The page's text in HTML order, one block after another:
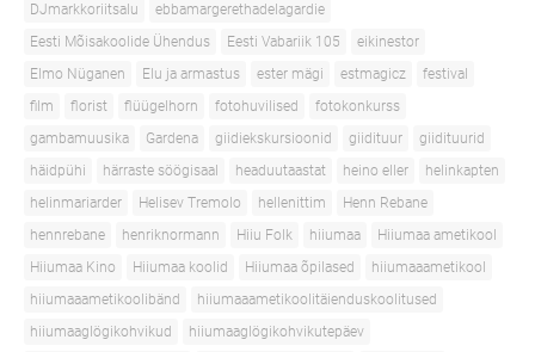
DJmarkkoriitsalu
ebbamargerethadelagardie
Eesti Mõisakoolide Ühendus
Eesti Vabariik 105
eikinestor
Elmo Nüganen
Elu ja armastus ester mägi estmagicz
festival
film
florist flüügelhorn fotohuvilised
fotokonkurss
gambamuusika
Gardena giidiekskursioonid giidituur
giidituurid
häidpühi
härraste söögisaal headuutaastat heino eller
helinkapten
helinmariarder
Helisev Tremolo hellenittim
Henn Rebane
hennrebane
henriknormann Hiiu Folk hiiumaa
Hiiumaa ametikool
Hiiumaa Kino
Hiiumaa koolid Hiiumaa õpilased
hiiumaaametikool
hiiumaaametikoolibänd
hiiumaaametikoolitäienduskoolitused
hiiumaaglögikohvikud
hiiumaaglögikohvikutepäev